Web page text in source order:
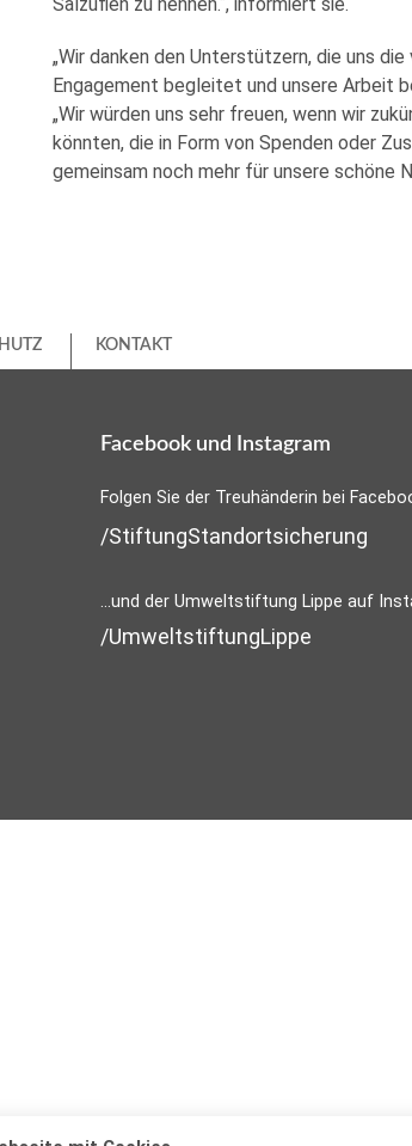
„Wir danken den Unterstützern, die uns
Engagement begleitet und unsere Arbeit
„Wir würden uns sehr freuen, wenn wir
könnten, die in Form von Spenden oder
gemeinsam noch mehr für unsere schöne
KONTAKT
Facebook und Instagram
Folgen Sie der Treuhänderin bei
/StiftungStandortsicherung
...und der Umweltstiftung Lippe auf
/UmweltstiftungLippe